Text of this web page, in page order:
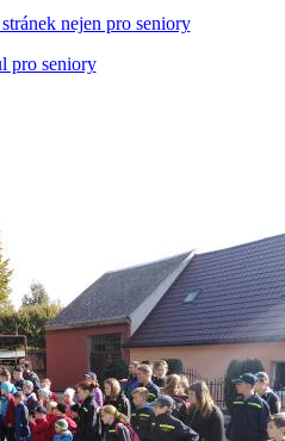
nejen pro seniory